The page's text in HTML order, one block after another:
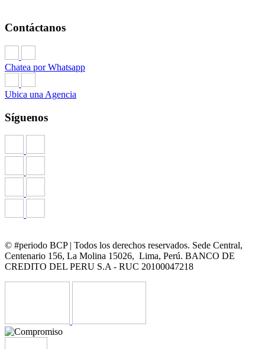
Contáctanos
Chatea por Whatsapp
Ubica una Agencia
Síguenos
© #periodo BCP | Todos los derechos reservados. Sede Central,
Centenario 156, La Molina 15026, Lima, Perú. BANCO DE
CREDITO DEL PERU S.A - RUC 20100047218